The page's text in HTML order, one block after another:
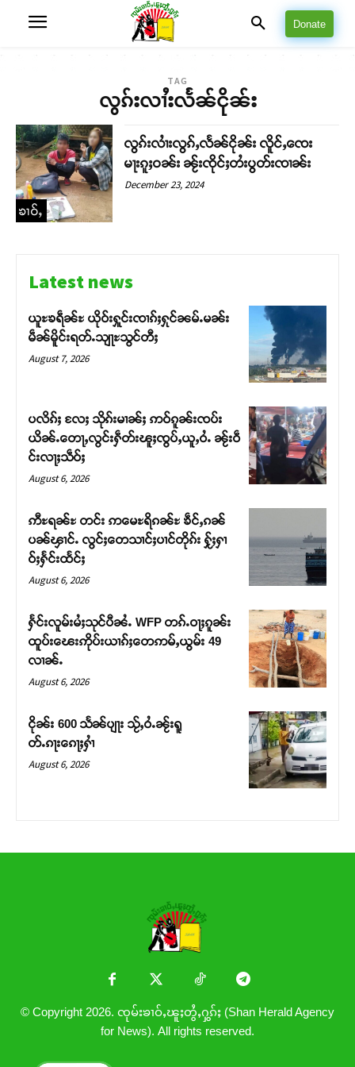
တႃႇႁႂ်ႈသဵင်ၵၢင်ၸႂ်ၵူၼ်းမိူင်း ၵူႈတီႈၵူႈလႅၼ်ပေႃးတေၸွ
တ်ႇ တူဝ်ႈလုမ်ႈၾႃႉၼၼ်ႉ ၶဝ်ႈႁူမ်ႈၵမ်ႉထႅမ် ၸုမ်းၶၢ
ဝ်ႇၽူႈတွႆႇႁွၵ်ႈ လႆႈယူႇၶႃႈဢေႃႈ။
Donate
TAG
လွၵ်းလၢႆးလႅၼ်ငိုၼ်း
ၶၢဝ်ႇ
လွၵ်းလၢႆးလွၵ်ႇလႅၼ်ငိုၼ်း လိူင်ႇၸေး
မႃးၵူႈဝၼ်း ၼႂ်းၸိုင်ႈတႆးပွတ်းၸၢၼ်း
December 23, 2024
Latest news
ယူႊၶရဵၼ်ႊ ယိုဝ်းႁူင်းၸၢၵ်ႈႁုင်ၼမ်ႉမၼ်း
မဵၼ်မိူင်းရတ်ႉသျႃႊသွင်တီႈ
August 7, 2026
ပလိၵ်ႈ လႄႈ သိုၵ်းမၢၼ်ႈ ဢဝ်ၵူၼ်းၸပ်း
ယိၼ်ႉတေႃႇလွင်းႁဵတ်းၽူႈၸွပ်ႇယူႇဝႆႉ ၼႂ်းဝဵ
င်းလႃႈသဵဝ်ႈ
August 6, 2026
ဢီႊရၼ်ႊ တင်း ဢမေႊရိၵၼ်ႊ ၶဵင်ႇၵၼ်
ပၼ်ၾၢင်ႉ လွင်ႈတေသၢင်ႈပၢင်တိုၵ်း ႁႂ်ႈႁၢ
ဝ်ႈႁႅင်းထႅင်ႈ
August 6, 2026
ႁႅင်းလူမ်းမႆႈသုင်ပီၼႆႉ WFP တၵ်ႉဝႃႈၵူၼ်း
ထူပ်းၽေးဢိုပ်းယၢၵ်ႈတေဢမ်ႇယွမ်း 49
လၢၼ်ႉ
August 6, 2026
ငိုၼ်း 600 သႅၼ်ပျႃး သႂ်ႇဝႆႉၼႂ်းရူ
တ်ႉၵႃးၵေႃႈႁၢႆ
August 6, 2026
© Copyright 2026. ၸုမ်းၶၢဝ်ႇၽူႈတွႆႇႁွၵ်ႈ (Shan Herald Agency
for News). All rights reserved.